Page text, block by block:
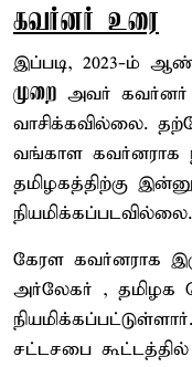
கவர்னர் உரை
இப்படி, 2023-ம்
முறை அவர் கவர்னர்
வாசிக்கவில்லை.
வங்காள கவர்னராக
தமிழகத்திற்கு
நியமிக்கப்படவில்லை.
கேரள கவர்னராக
அர்லேகர் , தமிழக
சட்டசபை